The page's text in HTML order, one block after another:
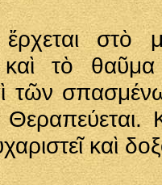
στὸ
καὶ τὸ
τῶν
καὶ